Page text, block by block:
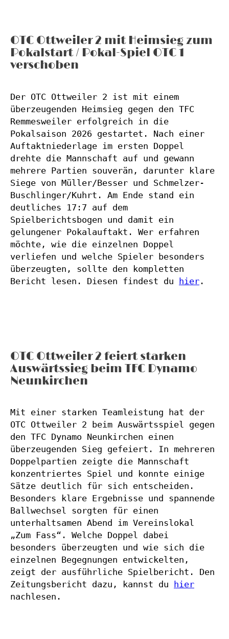
OTC Ottweiler 2 mit Heimsieg zum
Pokalstart / Pokal-Spiel OTC 1
verschoben
Der OTC Ottweiler 2 ist mit einem
überzeugenden Heimsieg gegen den TFC
Remmesweiler erfolgreich in die
Pokalsaison 2026 gestartet. Nach einer
Auftaktniederlage im ersten Doppel
drehte die Mannschaft auf und gewann
mehrere Partien souverän, darunter klare
Siege von Müller/Besser und Schmelzer-
Buschlinger/Kuhrt. Am Ende stand ein
deutliches 17:7 auf dem
Spielberichtsbogen und damit ein
gelungener Pokalauftakt. Wer erfahren
möchte, wie die einzelnen Doppel
verliefen und welche Spieler besonders
überzeugten, sollte den kompletten
Bericht lesen. Diesen findest du
hier .
OTC Ottweiler 2 feiert starken
Auswärtssieg beim TFC Dynamo
Neunkirchen
Mit einer starken Teamleistung hat der
OTC Ottweiler 2 beim Auswärtsspiel gegen
den TFC Dynamo Neunkirchen einen
überzeugenden Sieg gefeiert. In mehreren
Doppelpartien zeigte die Mannschaft
konzentriertes Spiel und konnte einige
Sätze deutlich für sich entscheiden.
Besonders klare Ergebnisse und spannende
Ballwechsel sorgten für einen
unterhaltsamen Abend im Vereinslokal
„Zum Fass“. Welche Doppel dabei
besonders überzeugten und wie sich die
einzelnen Begegnungen entwickelten,
zeigt der ausführliche Spielbericht. Den
Zeitungsbericht dazu, kannst du
hier
nachlesen.